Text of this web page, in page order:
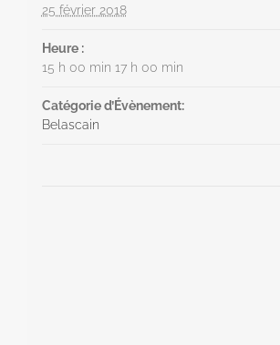
25 février 2018
Heure :
15 h 00 min 17 h 00 min
Catégorie d’Évènement:
Belascain